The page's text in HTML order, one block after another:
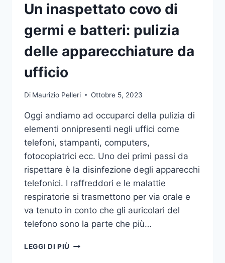
Un inaspettato covo di
germi e batteri: pulizia
delle apparecchiature da
ufficio
Di Maurizio Pelleri Ottobre 5, 2023
Oggi andiamo ad occuparci della pulizia di
elementi onnipresenti negli uffici come
telefoni, stampanti, computers,
fotocopiatrici ecc. Uno dei primi passi da
rispettare è la disinfezione degli apparecchi
telefonici. I raffreddori e le malattie
respiratorie si trasmettono per via orale e
va tenuto in conto che gli auricolari del
telefono sono la parte che più…
LEGGI DI PIÙ UN